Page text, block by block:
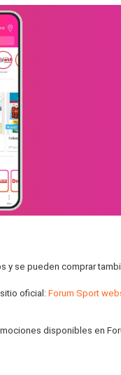
se pueden comprar
oficial: Forum Sport
disponibles en